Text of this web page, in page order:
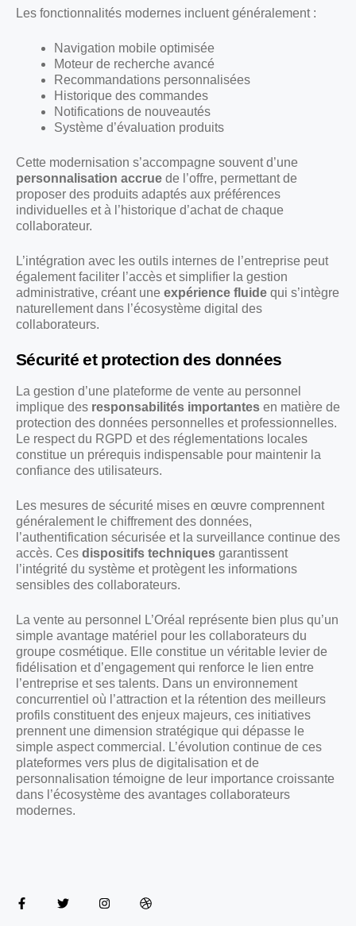
Les fonctionnalités modernes incluent généralement :
Navigation mobile optimisée
Moteur de recherche avancé
Recommandations personnalisées
Historique des commandes
Notifications de nouveautés
Système d’évaluation produits
Cette modernisation s’accompagne souvent d’une
personnalisation accrue de l’offre, permettant de
proposer des produits adaptés aux préférences
individuelles et à l’historique d’achat de chaque
collaborateur.
L’intégration avec les outils internes de l’entreprise peut
également faciliter l’accès et simplifier la gestion
administrative, créant une expérience fluide qui s’intègre
naturellement dans l’écosystème digital des
collaborateurs.
Sécurité et protection des données
La gestion d’une plateforme de vente au personnel
implique des responsabilités importantes en matière de
protection des données personnelles et professionnelles.
Le respect du RGPD et des réglementations locales
constitue un prérequis indispensable pour maintenir la
confiance des utilisateurs.
Les mesures de sécurité mises en œuvre comprennent
généralement le chiffrement des données,
l’authentification sécurisée et la surveillance continue des
accès. Ces dispositifs techniques garantissent
l’intégrité du système et protègent les informations
sensibles des collaborateurs.
La vente au personnel L’Oréal représente bien plus qu’un
simple avantage matériel pour les collaborateurs du
groupe cosmétique. Elle constitue un véritable levier de
fidélisation et d’engagement qui renforce le lien entre
l’entreprise et ses talents. Dans un environnement
concurrentiel où l’attraction et la rétention des meilleurs
profils constituent des enjeux majeurs, ces initiatives
prennent une dimension stratégique qui dépasse le
simple aspect commercial. L’évolution continue de ces
plateformes vers plus de digitalisation et de
personnalisation témoigne de leur importance croissante
dans l’écosystème des avantages collaborateurs
modernes.